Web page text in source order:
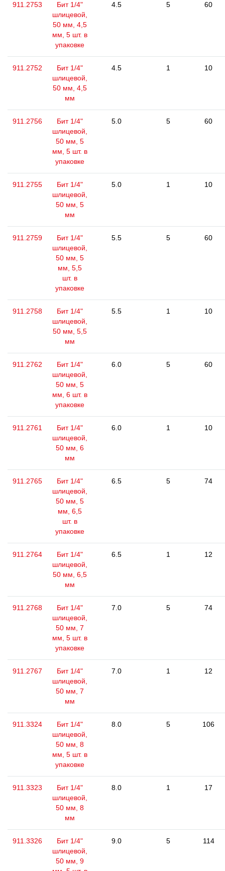
911.2753
Бит 1/4"
шлицевой,
50 мм, 4,5
мм, 5 шт. в
упаковке
4.5 5 60
911.2752
Бит 1/4"
шлицевой,
50 мм, 4,5
мм
4.5 1 10
911.2756
Бит 1/4"
шлицевой,
50 мм, 5
мм, 5 шт. в
упаковке
5.0 5 60
911.2755
Бит 1/4"
шлицевой,
50 мм, 5
мм
5.0 1 10
911.2759
Бит 1/4"
шлицевой,
50 мм, 5
мм, 5,5
шт. в
упаковке
5.5 5 60
911.2758
Бит 1/4"
шлицевой,
50 мм, 5,5
мм
5.5 1 10
911.2762
Бит 1/4"
шлицевой,
50 мм, 5
мм, 6 шт. в
упаковке
6.0 5 60
911.2761
Бит 1/4"
шлицевой,
50 мм, 6
мм
6.0 1 10
911.2765
Бит 1/4"
шлицевой,
50 мм, 5
мм, 6,5
шт. в
упаковке
6.5 5 74
911.2764
Бит 1/4"
шлицевой,
50 мм, 6,5
мм
6.5 1 12
911.2768
Бит 1/4"
шлицевой,
50 мм, 7
мм, 5 шт. в
упаковке
7.0 5 74
911.2767
Бит 1/4"
шлицевой,
50 мм, 7
мм
7.0 1 12
911.3324
Бит 1/4"
шлицевой,
50 мм, 8
мм, 5 шт. в
упаковке
8.0 5 106
911.3323
Бит 1/4"
шлицевой,
50 мм, 8
мм
8.0 1 17
911.3326
Бит 1/4"
шлицевой,
50 мм, 9
9.0 5 114